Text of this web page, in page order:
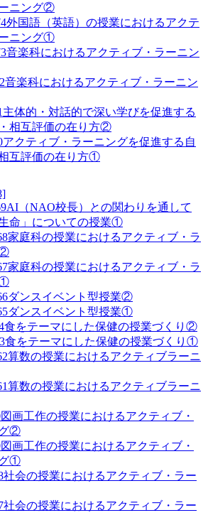
ニング②
外国語（英語）の授業におけるアクテ
ニング①
音楽科におけるアクティブ・ラーニン
音楽科におけるアクティブ・ラーニン
主体的・対話的で深い学びを促進する
相互評価の在り方②
アクティブ・ラーニングを促進する自
互評価の在り方①
AI（NAO校長）との関わりを通して
命」についての授業①
家庭科の授業におけるアクティブ・ラ
②
家庭科の授業におけるアクティブ・ラ
①
ダンスイベント型授業②
ダンスイベント型授業①
食をテーマにした保健の授業づくり②
食をテーマにした保健の授業づくり①
算数の授業におけるアクティブラーニ
算数の授業におけるアクティブラーニ
図画工作の授業におけるアクティブ・
②
図画工作の授業におけるアクティブ・
①
社会の授業におけるアクティブ・ラー
社会の授業におけるアクティブ・ラー